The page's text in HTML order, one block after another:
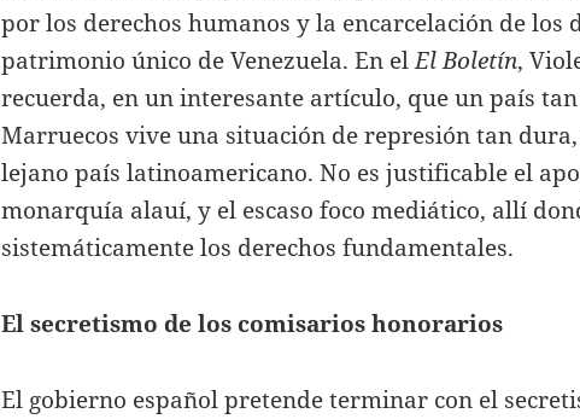
por los derechos humanos y la encarcelación de los
patrimonio único de Venezuela. En elEl Boletín,
recuerda, en un interesante artículo, que un país
Marruecos vive una situación de represión tan
lejano país latinoamericano. No es justificable el
monarquía alauí, y el escaso foco mediático, allí
sistemáticamente los derechos fundamentales.
El secretismo de los comisarios honorarios
El gobierno español pretende terminar con el